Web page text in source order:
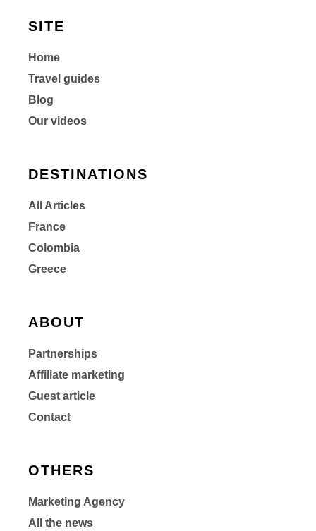
SITE
Home
Travel guides
Blog
Our videos
DESTINATIONS
All Articles
France
Colombia
Greece
ABOUT
Partnerships
Affiliate marketing
Guest article
Contact
OTHERS
Marketing Agency
All the news